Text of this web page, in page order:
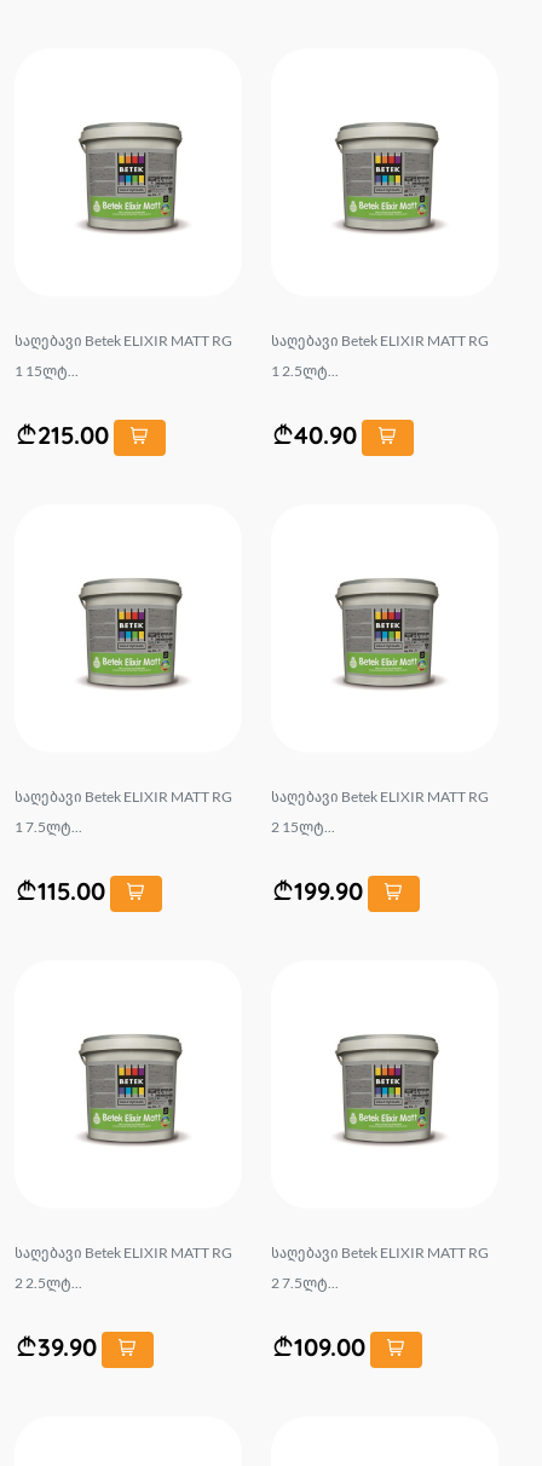
საღებავი Betek ELIXIR MATT RG
1 15ლტ...
215.00
საღებავი Betek ELIXIR MATT RG
1 2.5ლტ...
40.90
საღებავი Betek ELIXIR MATT RG
1 7.5ლტ...
115.00
საღებავი Betek ELIXIR MATT RG
2 15ლტ...
199.90
საღებავი Betek ELIXIR MATT RG
2 2.5ლტ...
39.90
საღებავი Betek ELIXIR MATT RG
2 7.5ლტ...
109.00